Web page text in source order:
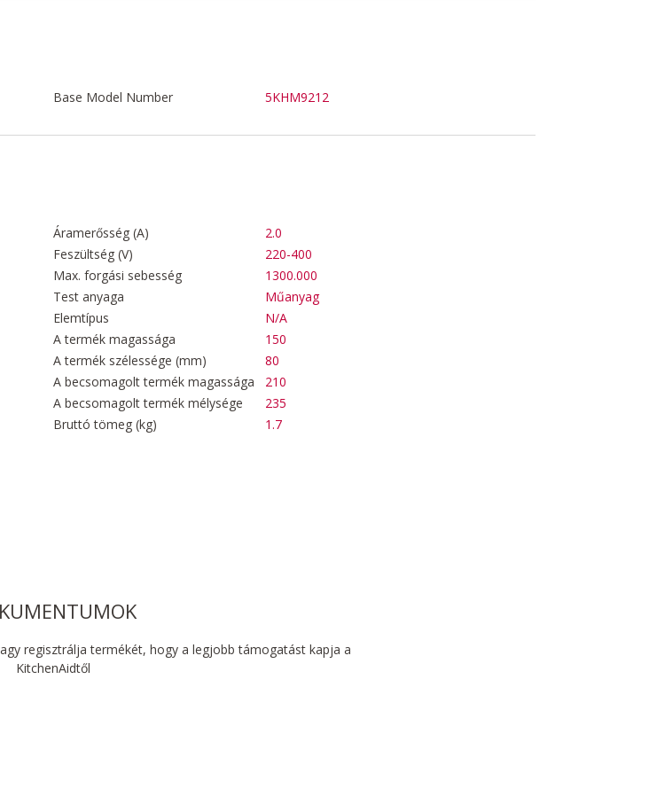
Base Model Number 5KHM9212
Áramerősség (A)
2.0
Feszültség (V)
220-400
Max. forgási sebesség
1300.000
Test anyaga
Műanyag
Elemtípus
N/A
A termék magassága
150
A termék szélessége (mm)
80
A becsomagolt termék magassága
210
A becsomagolt termék mélysége
235
Bruttó tömeg (kg)
1.7
regisztrálja termékét, hogy a legjobb támogatást kapja a
KitchenAidtől